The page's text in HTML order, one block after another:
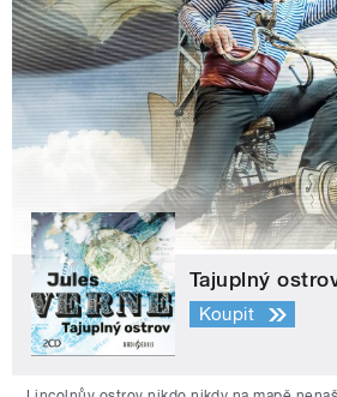
Tajuplný
Koupit